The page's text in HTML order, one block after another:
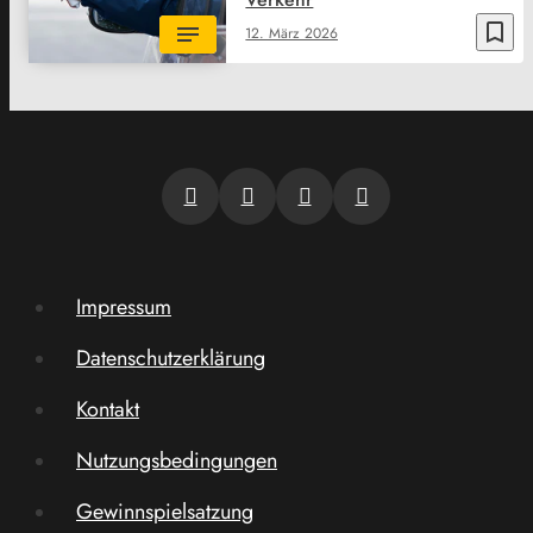
bookmark_border
12. März 2026
Impressum
Datenschutzerklärung
Kontakt
Nutzungsbedingungen
Gewinnspielsatzung